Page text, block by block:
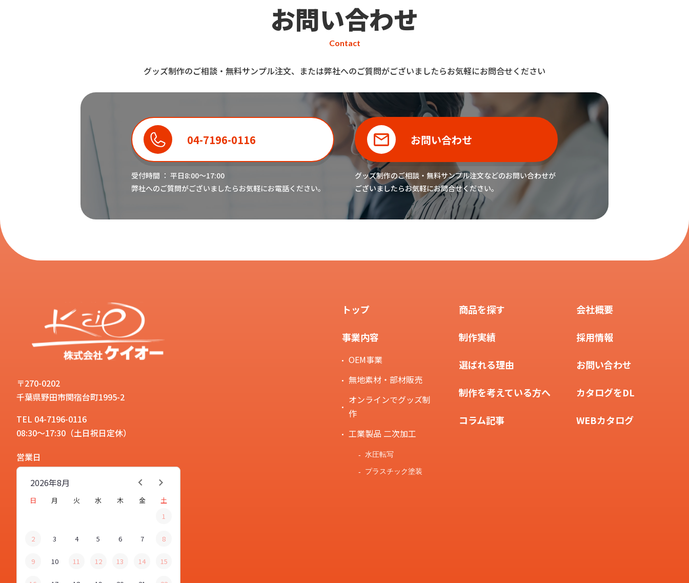
お問い合わせ
Contact
グッズ制作のご相談・無料サンプル注文、または弊社へのご質問がございましたらお気軽にお問合せください
04-7196-0116
受付時間 ： 平日8:00〜17:00
弊社へのご質問がございましたらお気軽にお電話ください。
お問い合わせ
グッズ制作のご相談・無料サンプル注文などのお問い合わせが
ございましたらお気軽にお問合せください。
〒270-0202
千葉県野田市関宿台町1995-2
TEL 04-7196-0116
08:30～17:30（土日祝日定休）
営業日
8月
2026年
日 月 火 水 木 金
土
1
2 3 4 5 6 7 8
9 10 11 12 13 14 15
トップ
事業内容
OEM事業
無地素材・部材販売
オンラインでグッズ制
作
工業製品 二次加工
水圧転写
プラスチック塗装
商品を探す
制作実績
選ばれる理由
制作を考えている方へ
コラム記事
会社概要
採用情報
お問い合わせ
カタログをDL
WEBカタログ